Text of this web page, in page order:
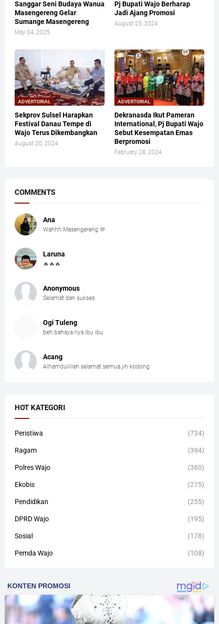
Sanggar Seni Budaya Wanua
Masengereng Gelar
Sumange Masengereng
May 04, 2025
Pj Bupati Wajo Berharap
Jadi Ajang Promosi
August 25, 2024
ADVERTORIAL
Sekprov Sulsel Harapkan
Festival Danau Tempe di
Wajo Terus Dikembangkan
August 20, 2024
ADVERTORIAL
Dekranasda Ikut Pameran
International, Pj Bupati Wajo
Sebut Kesempatan Emas
Berpromosi
February 28, 2024
COMMENTS
Ana
Wahhh Masengereng 🫶
Laruna
🔥🔥🔥
Anonymous
Selamat dan sukses.
Ogi Tuleng
beh bahaya nya ibu ibu
Acang
Alhamdulillah selamat semua jih kodong
HOT KATEGORI
Peristiwa (734)
Ragam (394)
Polres Wajo (360)
Ekobis (275)
Pendidikan (255)
DPRD Wajo (195)
Sosial (178)
Pemda Wajo (108)